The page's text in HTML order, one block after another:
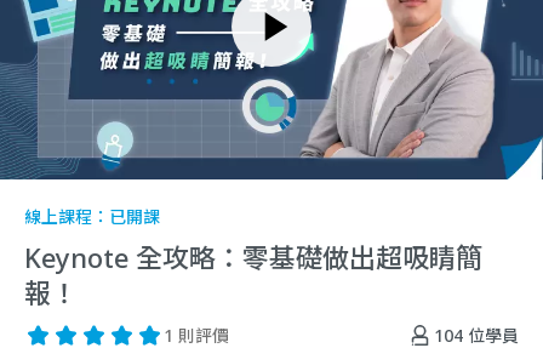
線上課程： 已開課
Keynote 全攻略：零基礎做出超吸睛簡
報！
104 位學員
1 則評價